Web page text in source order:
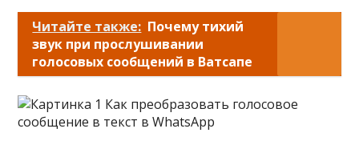
Читайте также: Почему тихий
звук при прослушивании
голосовых сообщений в Ватсапе